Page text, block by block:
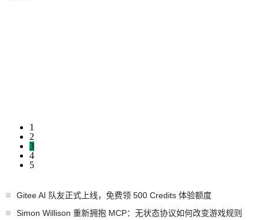
1
2
3
4
5
Gitee AI 队友正式上线，免费领 500 Credits 体验额度
Simon Willison 重新拥抱 MCP：无状态协议如何改变游戏规则